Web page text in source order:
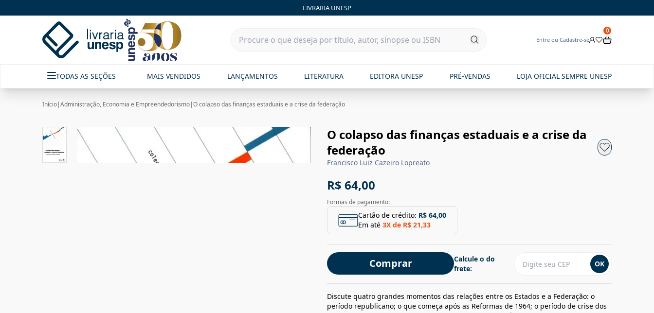
LIVRARIA UNESP
Entre ou Cadastre-se
0
TODAS AS SEÇÕES MAIS VENDIDOS LANÇAMENTOS LITERATURA EDITORA UNESP PRÉ-VENDAS LOJA OFICIAL SEMPRE UNESP
Início|Administração, Economia e Empreendedorismo|O colapso das finanças estaduais e a crise da federação
O colapso das finanças estaduais e a crise da
federação
Francisco Luiz Cazeiro Lopreato
R$ 64,00
Formas de pagamento:
Cartão de crédito: R$ 64,00
Em até 3X de R$ 21,33
Comprar
Calcule o do
frete:
OK
Discute quatro grandes momentos das relações entre os Estados e a Federação: o
período republicano; o que começa após as Reformas de 1964; o período de crise dos